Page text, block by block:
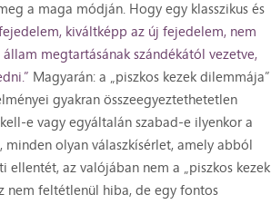
a maga módján. Hogy egy klasszikus és
kiváltképp az új fejedelem, nem
megtartásának szándékától vezetve,
Magyarán: a „piszkos kezek dilemmája”
gyakran összeegyeztethetetlen
e vagy egyáltalán szabad-e ilyenkor a
olyan válaszkísérlet, amely abból
az valójában nem a „piszkos kezek
nem feltétlenül hiba, de egy fontos